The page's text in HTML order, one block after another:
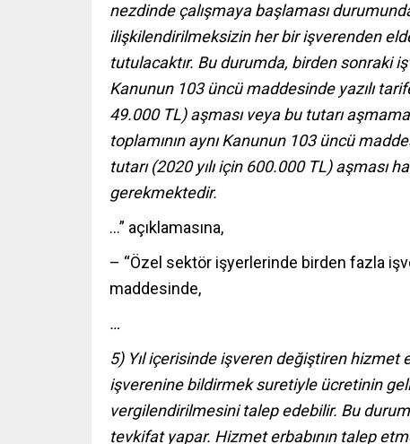
nezdinde çalışmaya başlaması
ilişkilendirilmeksizin her bir işverenden
tutulacaktır. Bu durumda, birden sonraki
Kanunun 103 üncü maddesinde yazılı
49.000 TL) aşması veya bu tutarı
toplamının aynı Kanunun 103 üncü
tutarı (2020 yılı için 600.000 TL) aşması
gerekmektedir.
…” açıklamasına,
– “Özel sektör işyerlerinde birden fazla
maddesinde,
…
5) Yıl içerisinde işveren değiştiren hizmet
işverenine bildirmek suretiyle ücretinin
vergilendirilmesini talep edebilir. Bu
tevkifat yapar. Hizmet erbabının talep